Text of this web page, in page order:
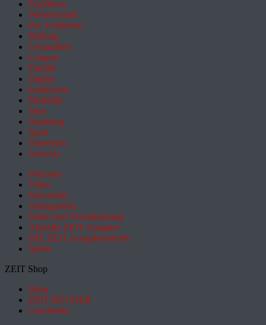
Feuilleton
Wissenschaft
Pol. Feuilleton
Bildung
Gesundheit
Campus
Familie
Digital
Entdecken
Mobilität
Sinn
Hamburg
Sport
Österreich
Schweiz
Podcasts
Video
Newsletter
Schlagzeilen
Daten und Visualisierung
Aktuelle ZEIT-Ausgabe
DIE ZEIT Ausgabenarchiv
Spiele
ZEIT Shop
Shop
ZEIT BÜCHER
Geschenke